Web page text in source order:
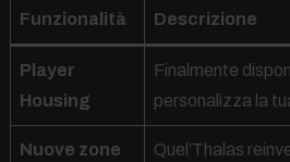
Funzionalità Descrizione
Player
Housing
Finalmente
personalizza la
Nuove zone
Quel’Thalas